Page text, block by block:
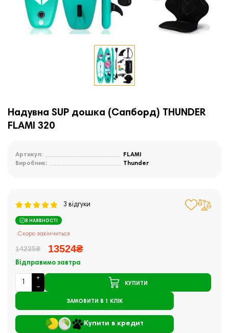
Надувна SUP дошка (Сапборд) THUNDER
FLAMI 320
Артикул:
FLAMI
Виробник:
Thunder
3 відгуки
В НАЯВНОСТІ
Скоро закінчиться
14235₴ 13524₴
Відправимо завтра
КУПИТИ
ЗАМОВИТИ В 1 КЛІК
Купити в кредит